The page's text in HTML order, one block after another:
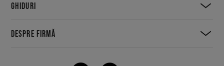
GHIDURI
DESPRE FIRMĂ